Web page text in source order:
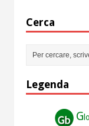
Cerca
Legenda
G lo